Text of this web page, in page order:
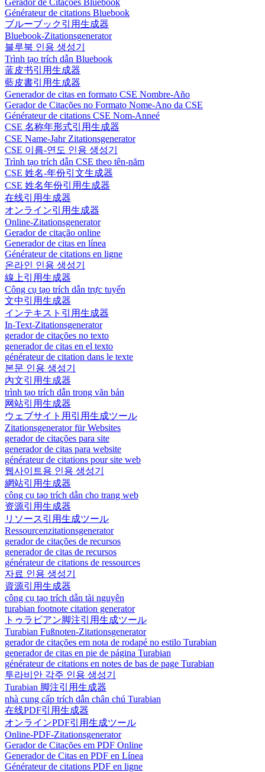
Gerador de Citações Bluebook
Générateur de citations Bluebook
ブルーブック引用生成器
Bluebook-Zitationsgenerator
블루북 인용 생성기
Trình tạo trích dẫn Bluebook
蓝皮书引用生成器
藍皮書引用生成器
Generador de citas en formato CSE Nombre-Año
Gerador de Citações no Formato Nome-Ano da CSE
Générateur de citations CSE Nom-Anneé
CSE 名称年形式引用生成器
CSE Name-Jahr Zitationsgenerator
CSE 이름-연도 인용 생성기
Trình tạo trích dẫn CSE theo tên-năm
CSE 姓名-年份引文生成器
CSE 姓名年份引用生成器
在线引用生成器
オンライン引用生成器
Online-Zitationsgenerator
Gerador de citação online
Generador de citas en línea
Générateur de citations en ligne
온라인 인용 생성기
線上引用生成器
Công cụ tạo trích dẫn trực tuyến
文中引用生成器
インテキスト引用生成器
In-Text-Zitationsgenerator
gerador de citações no texto
generador de citas en el texto
générateur de citation dans le texte
본문 인용 생성기
內文引用生成器
trình tạo trích dẫn trong văn bản
网站引用生成器
ウェブサイト用引用生成ツール
Zitationsgenerator für Websites
gerador de citações para site
generador de citas para website
générateur de citations pour site web
웹사이트용 인용 생성기
網站引用生成器
công cụ tạo trích dẫn cho trang web
资源引用生成器
リソース引用生成ツール
Ressourcenzitationsgenerator
gerador de citações de recursos
generador de citas de recursos
générateur de citations de ressources
자료 인용 생성기
資源引用生成器
công cụ tạo trích dẫn tài nguyên
turabian footnote citation generator
トゥラビアン脚注引用生成ツール
Turabian Fußnoten-Zitationsgenerator
gerador de citações em nota de rodapé no estilo Turabian
generador de citas en pie de página Turabian
générateur de citations en notes de bas de page Turabian
투라비안 각주 인용 생성기
Turabian 脚注引用生成器
nhà cung cấp trích dẫn chân chú Turabian
在线PDF引用生成器
オンラインPDF引用生成ツール
Online-PDF-Zitationsgenerator
Gerador de Citações em PDF Online
Generador de Citas en PDF en Línea
Générateur de citations PDF en ligne